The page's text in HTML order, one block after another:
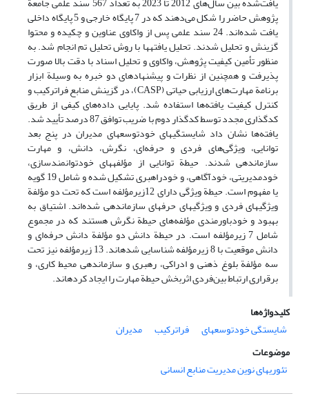
پژوهش حاضر را شکل می‌دهند که در 7 پایگاه خارجی و 5 پایگاه داخلی
یافت شده‌اند. 24 سند علمی پس از واکاوی عناوین و چکیده و محتوا
گزینش و تحلیل شدند. تحلیل یافته‏ها با روش تحلیل تم انجام شد. به
منظور تأمین کیفیت پژوهش، واکاوی و تحلیل اسناد با دقت بالا صورت
پذیرفت و همچنین از نظرات و پیشنهادهای دو خبره به وسیلة ابزار
برنامة مهارت‌های ارزیابی حیاتی (CASP)، در گزینش منابع فراترکیب و
کنترل کیفیت یافته‌ها استفاده شد. پایایی داده‌های کیفی از طریق
کدگذاری مجدد توسط کدگذار دوم با ضریب توافق 87 درصد تأیید شد.
یافته‌ها نشان داد شایستگی‎های خودتوسعه‎ای مدیران در پنج بعد
توانایی، ویژگی‌های فردی و حرفه‌ای، نگرش، دانش، و مهارت
سازماندهی شدند. حیطة توانایی از مؤلفه‎های خودتوانمندسازی،
خودمدیریتی، خودآگاهی، و خودراهبری تشکیل شده و شامل 19 گویه
یا مفهوم است. حیطة ویژگی دارای 12زیرمؤلفه است که تحت دو مؤلفة
ویژگی‎های فردی و ویژگی‎های حرفه‎ای سازماندهی شده‌اند. اشتیاق به
بهبود و خودباورمندی مؤلفه‌های حیطة نگرش هستند که در مجموع
شامل 7 زیرمؤلفه است. در حیطة دانش دو مؤلفة دانش حرفه‌ای و
دانش موقعیت با 8 زیرمؤلفه شناسایی شده‎اند. 13 زیرمؤلفه نیز تحت
سه مؤلفة بلوغ ذهنی و ادراکی، رهبری و سازماندهی محیط کاری، و
برقراری ارتباط بین‌فردی اثربخش حیطة مهارت را ایجاد کرده‎اند.
کلیدواژه‌ها
شایستگی خودتوسعه‎ای
فراترکیب
مدیران
موضوعات
تئوریهای نوین مدیریت منابع انسانی